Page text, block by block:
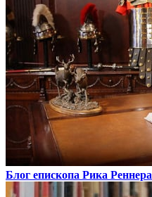
Блог епископа Рика Реннера